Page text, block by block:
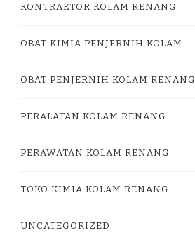
KONTRAKTOR KOLAM RENANG
OBAT KIMIA PENJERNIH KOLAM
OBAT PENJERNIH KOLAM RENANG
PERALATAN KOLAM RENANG
PERAWATAN KOLAM RENANG
TOKO KIMIA KOLAM RENANG
UNCATEGORIZED